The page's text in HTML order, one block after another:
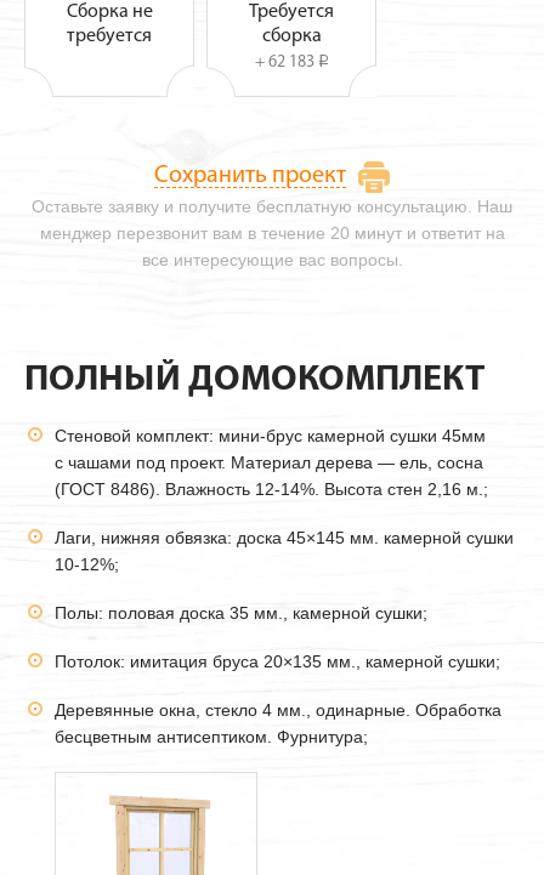
Сборка не
требуется
Требуется
сборка
+ 62 183 i
Оставьте заявку и получите бесплатную консультацию. Наш
менджер перезвонит вам в течение 20 минут и ответит на
все интересующие вас вопросы.
Сохранить проект
ПОЛНЫЙ ДОМОКОМПЛЕКТ
Стеновой комплект: мини-брус камерной сушки 45мм
с чашами под проект. Материал дерева — ель, сосна
(ГОСТ 8486). Влажность 12-14%. Высота стен 2,16 м.;
Лаги, нижняя обвязка: доска 45×145 мм. камерной сушки
10-12%;
Полы: половая доска 35 мм., камерной сушки;
Потолок: имитация бруса 20×135 мм., камерной сушки;
Деревянные окна, стекло 4 мм., одинарные. Обработка
бесцветным антисептиком. Фурнитура;